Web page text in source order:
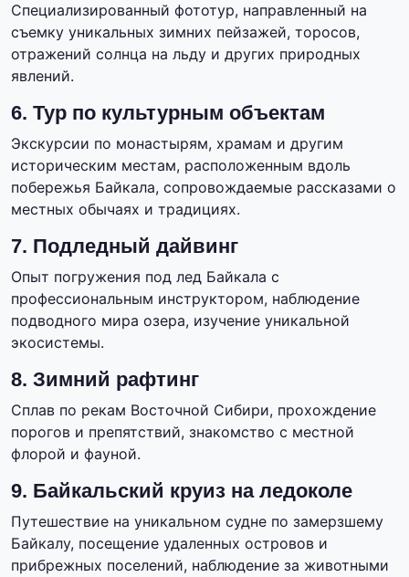
Специализированный фототур, направленный на
съемку уникальных зимних пейзажей, торосов,
отражений солнца на льду и других природных
явлений.
6. Тур по культурным объектам
Экскурсии по монастырям, храмам и другим
историческим местам, расположенным вдоль
побережья Байкала, сопровождаемые рассказами о
местных обычаях и традициях.
7. Подледный дайвинг
Опыт погружения под лед Байкала с
профессиональным инструктором, наблюдение
подводного мира озера, изучение уникальной
экосистемы.
8. Зимний рафтинг
Сплав по рекам Восточной Сибири, прохождение
порогов и препятствий, знакомство с местной
флорой и фауной.
9. Байкальский круиз на ледоколе
Путешествие на уникальном судне по замерзшему
Байкалу, посещение удаленных островов и
прибрежных поселений, наблюдение за животными